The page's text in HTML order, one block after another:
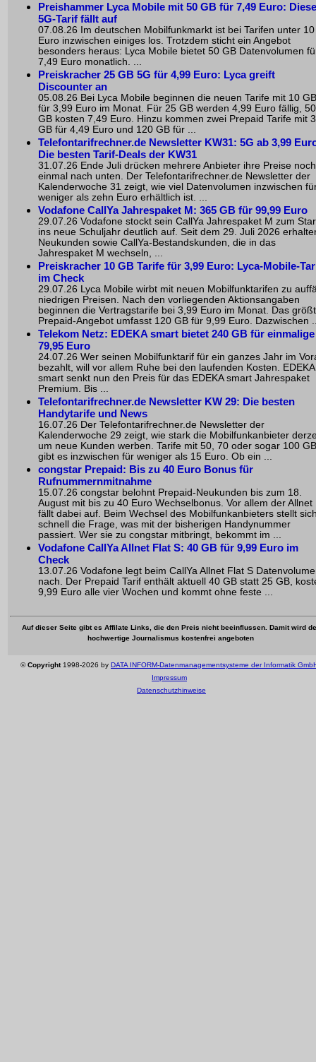
Preishammer Lyca Mobile mit 50 GB für 7,49 Euro:
5G-Tarif fällt auf
07.08.26 Im deutschen Mobilfunkmarkt ist bei Tarifen unter 10
Euro inzwischen einiges los. Trotzdem sticht ein Angebot
besonders heraus: Lyca Mobile bietet 50 GB Datenvolumen
7,49 Euro monatlich. ...
Preiskracher 25 GB 5G für 4,99 Euro: Lyca greift
Discounter an
05.08.26 Bei Lyca Mobile beginnen die neuen Tarife mit 10 GB
für 3,99 Euro im Monat. Für 25 GB werden 4,99 Euro fällig, 50
GB kosten 7,49 Euro. Hinzu kommen zwei Prepaid Tarife mit
GB für 4,49 Euro und 120 GB für ...
Telefontarifrechner.de Newsletter KW31: 5G ab 3,99
Die besten Tarif-Deals der KW31
31.07.26 Ende Juli drücken mehrere Anbieter ihre Preise noch
einmal nach unten. Der Telefontarifrechner.de Newsletter der
Kalenderwoche 31 zeigt, wie viel Datenvolumen inzwischen
weniger als zehn Euro erhältlich ist. ...
Vodafone CallYa Jahrespaket M: 365 GB für 99,99 Euro
29.07.26 Vodafone stockt sein CallYa Jahrespaket M zum
ins neue Schuljahr deutlich auf. Seit dem 29. Juli 2026
Neukunden sowie CallYa-Bestandskunden, die in das
Jahrespaket M wechseln, ...
Preiskracher 10 GB Tarife für 3,99 Euro: Lyca-Mobile-
im Check
29.07.26 Lyca Mobile wirbt mit neuen Mobilfunktarifen zu
niedrigen Preisen. Nach den vorliegenden Aktionsangaben
beginnen die Vertragstarife bei 3,99 Euro im Monat. Das
Prepaid-Angebot umfasst 120 GB für 9,99 Euro. Dazwischen
Telekom Netz: EDEKA smart bietet 240 GB für einmalige
79,95 Euro
24.07.26 Wer seinen Mobilfunktarif für ein ganzes Jahr im
bezahlt, will vor allem Ruhe bei den laufenden Kosten. EDEKA
smart senkt nun den Preis für das EDEKA smart Jahrespaket
Premium. Bis ...
Telefontarifrechner.de Newsletter KW 29: Die besten
Handytarife und News
16.07.26 Der Telefontarifrechner.de Newsletter der
Kalenderwoche 29 zeigt, wie stark die Mobilfunkanbieter
um neue Kunden werben. Tarife mit 50, 70 oder sogar 100 GB
gibt es inzwischen für weniger als 15 Euro. Ob ein ...
congstar Prepaid: Bis zu 40 Euro Bonus für
Rufnummernmitnahme
15.07.26 congstar belohnt Prepaid-Neukunden bis zum 18.
August mit bis zu 40 Euro Wechselbonus. Vor allem der Allnet
fällt dabei auf. Beim Wechsel des Mobilfunkanbieters stellt
schnell die Frage, was mit der bisherigen Handynummer
passiert. Wer sie zu congstar mitbringt, bekommt im ...
Vodafone CallYa Allnet Flat S: 40 GB für 9,99 Euro im
Check
13.07.26 Vodafone legt beim CallYa Allnet Flat S
nach. Der Prepaid Tarif enthält aktuell 40 GB statt 25 GB,
9,99 Euro alle vier Wochen und kommt ohne feste ...
Auf dieser Seite gibt es Affilate Links, die den Preis nicht beeinflussen. Damit wird
hochwertige Journalismus kostenfrei angeboten
©Copyright1998-2026 by DATA INFORM-Datenmanagementsysteme der Informatik
Impressum
Datenschutzhinweise